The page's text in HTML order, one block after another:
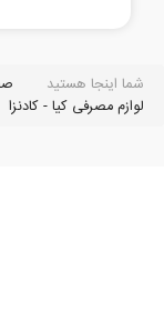
شما اینجا هستید
لوازم مصرفی کیا - کادنزا